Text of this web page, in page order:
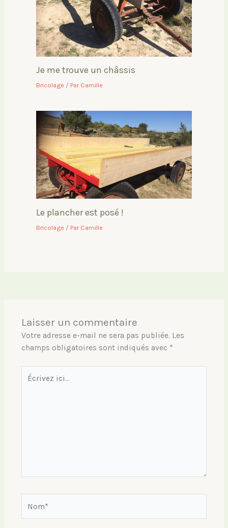
Je me trouve un châssis
Bricolage / Par Camille
Le plancher est posé !
Bricolage / Par Camille
Laisser un commentaire
Votre adresse e-mail ne sera pas publiée. Les
champs obligatoires sont indiqués avec *
Écrivez
ici…